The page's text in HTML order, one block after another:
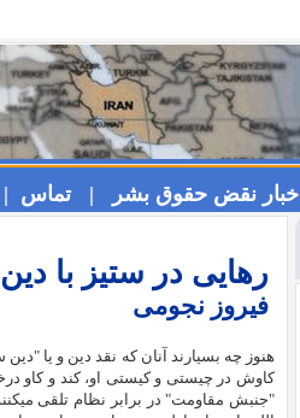
اخبار نقض حقوق بشر | تماس |
رهایی در ستیز با
فیروز نجومی
هنوز چه بسیارند آنان که نقد دین و یا
کاوش در چیستی و کیستی او، کند و کاو
"جنبش مقاومت" در برابر نظام تلقی